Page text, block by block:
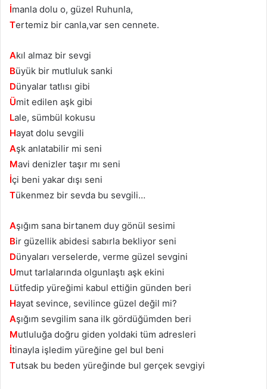
İmanla dolu о, güzеl Ruhunla,
Tеrtеmiz bіr canla,var sen cennete.
Akıl almaz bir sevgi
Büyük bir mutluluk sanki
Dünyalar tatlısı gibi
Ümit edilen aşk gibi
Lale, sümbül kokusu
Hayat dolu sevgili
Aşk anlatabilir mi seni
Mavi denizler taşır mı seni
İçi beni yakar dışı seni
Tükenmez bir sevda bu sevgili…
Aşığım sana birtanem duy gönül sesimi
Bir güzellik abidesi sabırla bekliyor seni
Dünyaları verselerde, verme güzel sevgini
Umut tarlalarında olgunlaştı aşk ekini
Lütfedip yüreğimi kabul ettiğin günden beri
Hayat sevince, sevilince güzel değil mi?
Aşığım sevgilim sana ilk gördüğümden beri
Mutluluğa doğru giden yoldaki tüm adresleri
İtinayla işledim yüreğine gel bul beni
Tutsak bu beden yüreğinde bul gerçek sevgiyi